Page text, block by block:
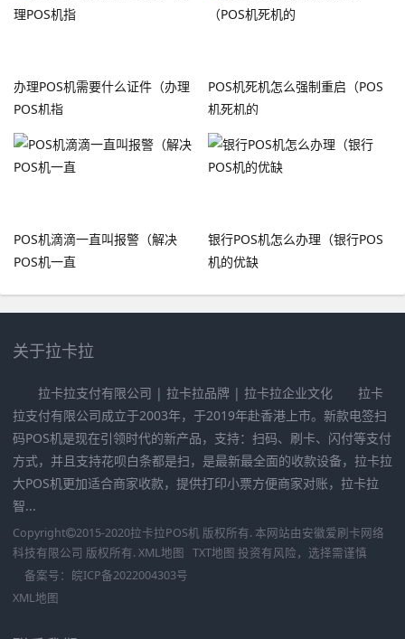
办理POS机需要什么证件（办理
POS机指
POS机死机怎么强制重启（POS
机死机的
POS机滴滴一直叫报警（解决
POS机一直
银行POS机怎么办理（银行POS
机的优缺
关于拉卡拉
拉卡拉支付有限公司 | 拉卡拉品牌 | 拉卡拉企业文化 拉卡
拉支付有限公司成立于2003年，于2019年赴香港上市。新款电签扫
码POS机是现在引领时代的新产品，支持：扫码、刷卡、闪付等支付
方式，并且支持花呗白条都是扫，是最新最全面的收款设备，拉卡拉
大POS机更加适合商家收款，提供打印小票方便商家对账，拉卡拉
智...
Copyright 2015-2020拉卡拉POS机 版权所有. 本网站由安徽爱刷卡网络
科技有限公司 版权所有. XML地图 TXT地图 投资有风险，选择需谨慎
备案号： 皖ICP备2022004303号
XML地图